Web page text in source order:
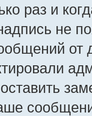
раз и
не
от